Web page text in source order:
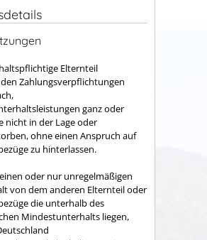
Elternteil
Zahlungsverpflichtungen
ganz oder
nicht in der Lage oder
ohne einen Anspruch auf
zu hinterlassen.
oder nur unregelmäßigen
von dem anderen Elternteil oder
die unterhalb des
Mindestunterhalts liegen,